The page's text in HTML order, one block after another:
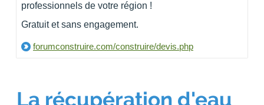
professionnels de votre région !
Gratuit et sans engagement.
forumconstruire.com/construire/devis.php
La récupération d'eau